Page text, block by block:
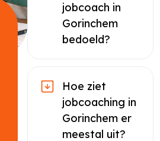
jobcoach in
Gorinchem
bedoeld?
Hoe ziet
jobcoaching in
Gorinchem er
meestal uit?